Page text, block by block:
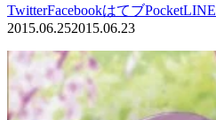
TwitterFacebookはてブPocketLINE
2015.06.252015.06.23